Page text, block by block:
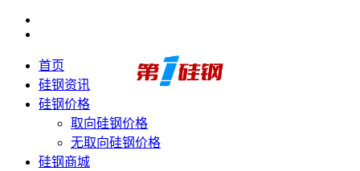
首页
硅钢资讯
硅钢价格
取向硅钢价格
无取向硅钢价格
硅钢商城